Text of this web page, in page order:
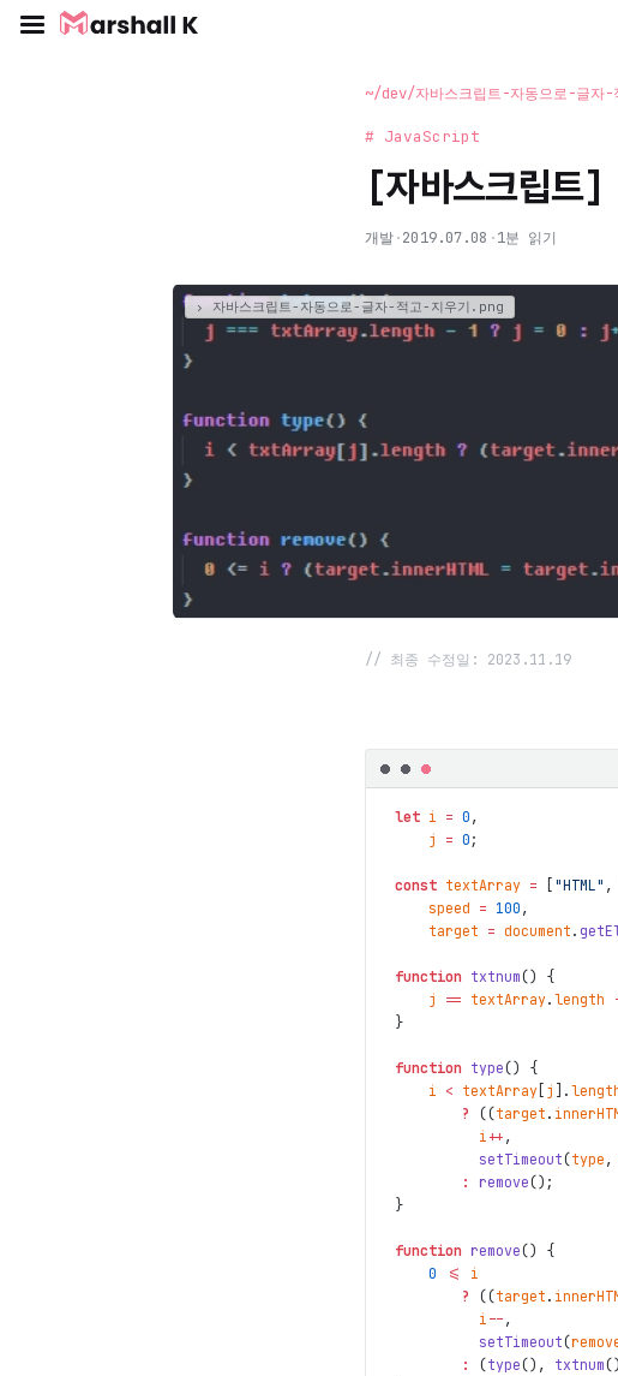
~/dev/자바스크립트-자동으로-글자-
# JavaScript
[자바스크립트
개발·2019.07.08 ·1분 읽기
// 최종 수정일: 2023.11.19
let i = 0 ,
j
= 0 ;
const textArray = "HTML" ,
speed = 100 ,
target = document .
function txtnum()
{
j
== textArray. length
}
function type()
{
i < textArray j .
?
((target .
i ++ ,
setTimeout(type ,
:
remove() ;
}
function remove()
{
0
<=
i
?
((target .
i -- ,
setTimeout(
:
(type() , txtnum()